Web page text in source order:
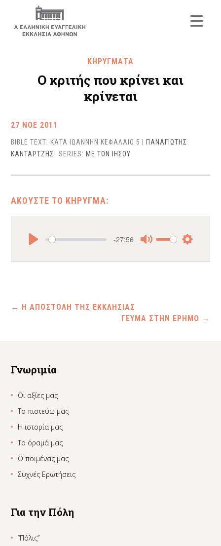
ΚΗΡΥΓΜΑΤΑ
Ο κριτής που κρίνει και
κρίνεται
27 ΝΟΕ 2011
BIBLE TEXT: ΚΑΤΑ ΙΩΑΝΝΗΝ ΚΕΦΑΛΑΙΟ 5
ΠΑΝΑΓΙΩΤΗΣ
ΚΑΝΤΑΡΤΖΗΣ
SERIES: ΜΕ ΤΟΝ ΙΗΣΟΥ
-27:56
← Η ΑΠΟΣΤΟΛΗ ΤΗΣ ΕΚΚΛΗΣΙΑΣ
ΓΕΥΜΑ ΣΤΗΝ ΕΡΗΜΟ →
Γνωριμία
Οι αξίες μας
Το πιστεύω μας
Η ιστορία μας
Το όραμά μας
Ο ποιμένας μας
Συχνές Ερωτήσεις
Για την Πόλη
“Πόλις”